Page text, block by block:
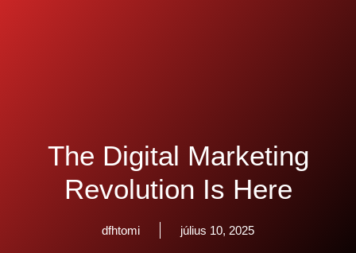
The Digital Marketing
Revolution Is Here
dfhtomi július 10, 2025